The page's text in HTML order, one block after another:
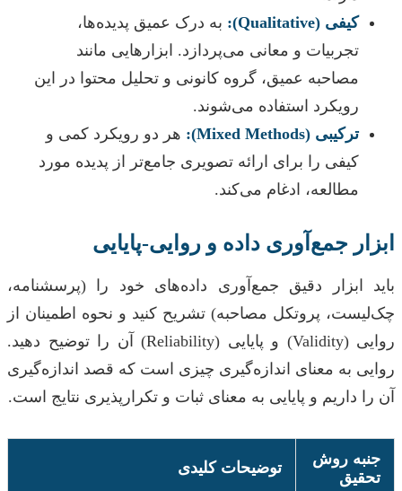
کیفی (Qualitative):
به درک عمیق پدیده‌ها،
تجربیات و معانی می‌پردازد. ابزارهایی مانند
مصاحبه عمیق، گروه کانونی و تحلیل محتوا در این
رویکرد استفاده می‌شوند.
ترکیبی (Mixed Methods):
هر دو رویکرد کمی و
کیفی را برای ارائه تصویری جامع‌تر از پدیده مورد
مطالعه، ادغام می‌کند.
ابزار جمع‌آوری داده و روایی-پایایی
باید ابزار دقیق جمع‌آوری داده‌های خود را (پرسشنامه،
چک‌لیست، پروتکل مصاحبه) تشریح کنید و نحوه اطمینان از
روایی (Validity) و پایایی (Reliability) آن را توضیح دهید.
روایی به معنای اندازه‌گیری چیزی است که قصد اندازه‌گیری
آن را داریم و پایایی به معنای ثبات و تکرارپذیری نتایج است.
جنبه روش
تحقیق
توضیحات کلیدی